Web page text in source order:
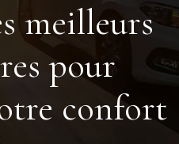
meilleurs
pour
confort